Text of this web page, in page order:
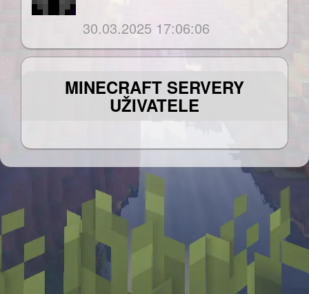
30.03.2025 17:06:06
MINECRAFT SERVERY
UŽIVATELE